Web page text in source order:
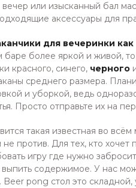
или изысканный бал
аксессуары для
для вечеринки
баре более яркой и живой,
красного, синего, черного
среднего размера.
и уборкой, ведь
Просто отправьте их на
такая известная во
против. Для тех, кто
игру где нужно
выпить содержимое. У нас
pong стол это